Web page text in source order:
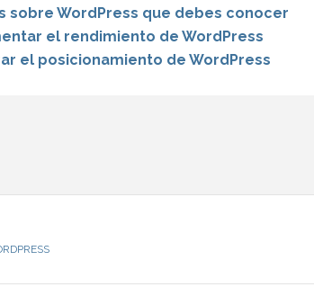
sobre WordPress que debes conocer
el rendimiento de WordPress
el posicionamiento de WordPress